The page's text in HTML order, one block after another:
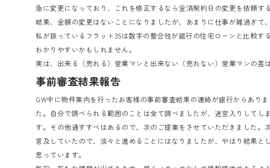
急に変更になっており、これを修正するなら金消契約日の変更を依頼す
結果、金額の変更はないことになりましたが、あまりに仕事が雑過ぎて
私が扱っているフラット35は数字の整合性が銀行の住宅ローンと比較す
わかりやすいかもしれません。
実は、出来る（売れる）営業マンと出来ない（売れない）営業マンの差
事前審査結果報告
GW中に物件案内を行ったお客様の事前審査結果の連絡が銀行からあり
た。自分で調べられる範囲のことは全て調べましたが、迷宮入りしてし
す。その他通すすべはあるので、次のご提案をさせていただきました
言及していたので、淡々と進めることにはなりましたが、やはり結果と
思っています。